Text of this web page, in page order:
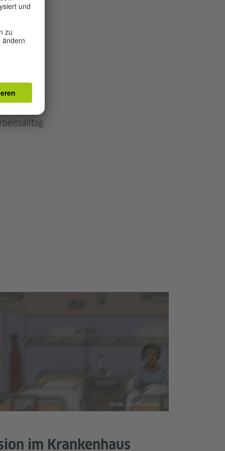
im Krankenhaus
Grafik: Goethe-Institut